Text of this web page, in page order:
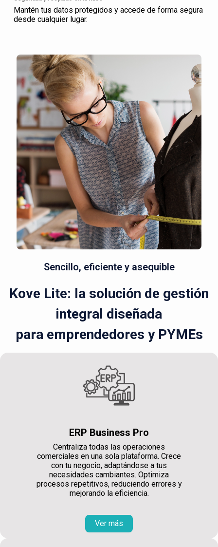
Mantén tus datos protegidos y accede de forma segura
desde cualquier lugar.
Sencillo, eficiente y asequible
Kove Lite: la solución de gestión
integral diseñada
para emprendedores y PYMEs
ERP Business Pro
Centraliza todas las operaciones
comerciales en una sola plataforma. Crece
con tu negocio, adaptándose a tus
necesidades cambiantes. Optimiza
procesos repetitivos, reduciendo errores y
mejorando la eficiencia.
Ver más